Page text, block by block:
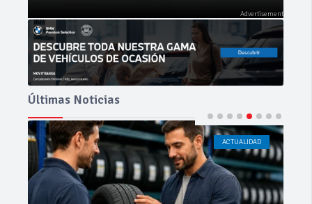
Últimas Noticias
ACTUALIDAD CÁDIZ